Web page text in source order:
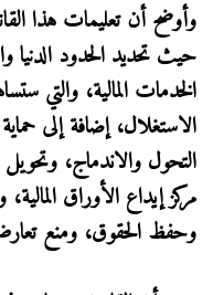
وأوضح أن تعليمات هذا
حيث تحديد الحدود الدنيا
الخدمات المالية، والتي
الاستغلال، إضافة إلى
التحول والاندماج، وتحويل
مركز إيداع الأوراق
وحفظ الحقوق، ومنع